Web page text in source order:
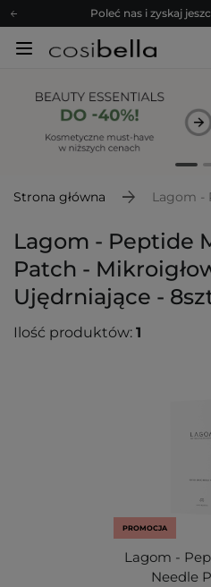
Poleć nas i zyskaj
Zapisz się na
Z nami to możliwe!
Poleć nas i zyskaj
Zapisz się na
Strona główna Lagom -
Lagom - Peptide
Patch -
Ujędrniające -
Ilość produktów: 1
PROMOCJA
Lagom -
Needle